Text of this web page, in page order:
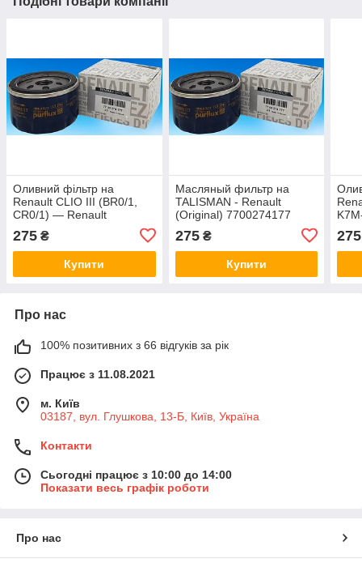
Оливний фільтр на
Renault CLIO III (BR0/1,
CR0/1) — Renault
275 ₴
Купити
Масляный фильтр на
TALISMAN - Renault
(Original) 7700274177
275₴
Купити
275
Про нас
100% позитивних з 66 відгуків за рік
Працює з 11.08.2021
м. Київ
03187, вул. Глушкова, 13-Б, Київ, Україна
Контакти
Сьогодні працює з 10:00 до 14:00
Показати весь графік роботи
Про нас